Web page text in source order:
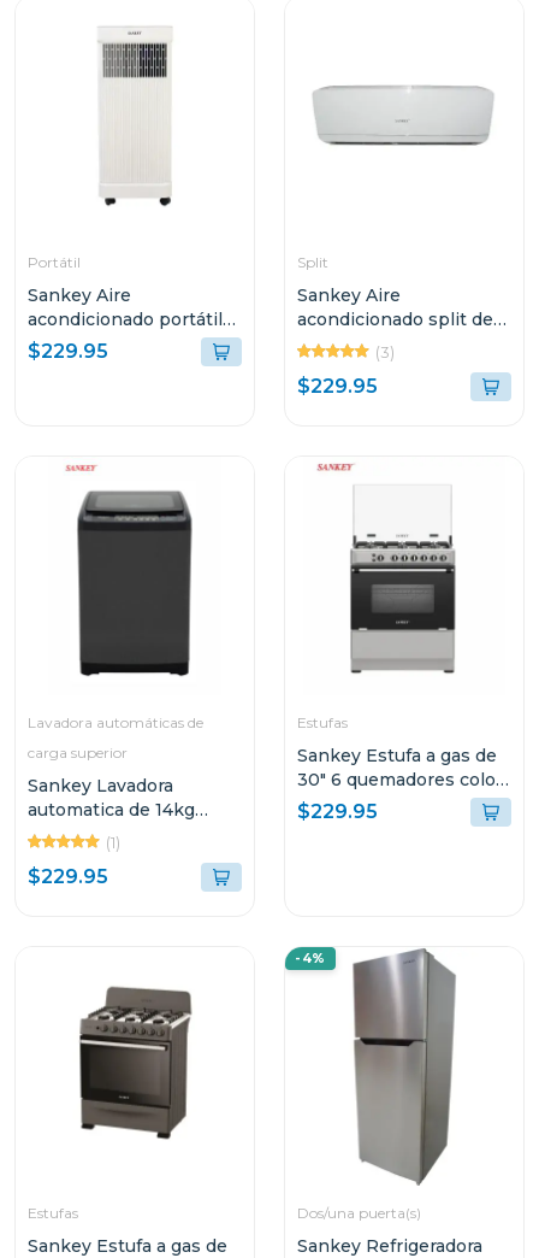
Portátil
Sankey Aire
acondicionado portátil
de 8500btu r32 blanco
$229.95
Split
Sankey Aire
acondicionado split de
12000btu inverter id5
(3)
$229.95
Lavadora automáticas de
carga superior
Sankey Lavadora
automatica de 14kg
wma1491 (1)
$229.95
Estufas
Sankey Estufa a gas de
30" 6 quemadores color
gris berta
$229.95
Estufas
Sankey Estufa a gas de
-4%
Dos/una puerta(s)
Sankey Refrigeradora